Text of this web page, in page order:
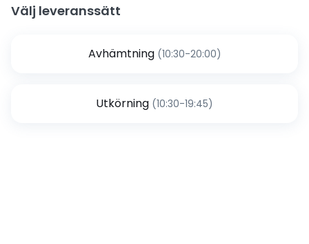
Välj leveranssätt
Avhämtning(10:30-20:00)
Utkörning (10:30-19:45)